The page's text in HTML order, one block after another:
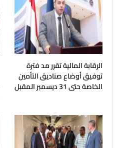
الرقابة المالية تقرر مد فترة
توفيق أوضاع صناديق التأمين
الخاصة حتى 31 ديسمبر المقبل